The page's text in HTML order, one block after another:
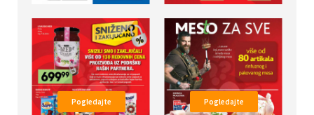
Pogledajte Pogledajte